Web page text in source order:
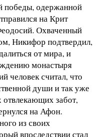
победы, одержанной
на Крит
Охваченный
Никифор подтвердил,
от мира, и
монастыря
человек считал, что
души и так уже
отвлекающих забот,
на Афон.
из своих
впоследствии стал